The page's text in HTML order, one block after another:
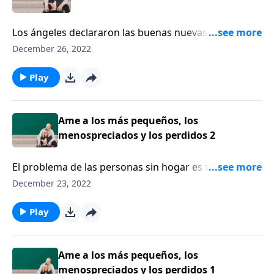
Los ángeles declararon las buenas nuevas del
nacimiento de Cristo. En el programa de hoy, Ken
de nuestro Salvador debería traernos consuelo y
gozo.
December 26, 2022
Play
Ame a los más pequeños, los
menospreciados y los perdidos 2
El problema de las personas sin hogar es tan grande
que nos pone en la tentación de rendirnos e ignorar
que siempre hay maneras de evitar que abusen de
uno y evitar la apatía. Descubra cómo puede
levantarse por encima de la apatía, al obedecer según
el corazón de Dios por el cuidado de los más
pequeños y de los menospreciados. Una de las
December 23, 2022
Play
Ame a los más pequeños, los
menospreciados y los perdidos 1